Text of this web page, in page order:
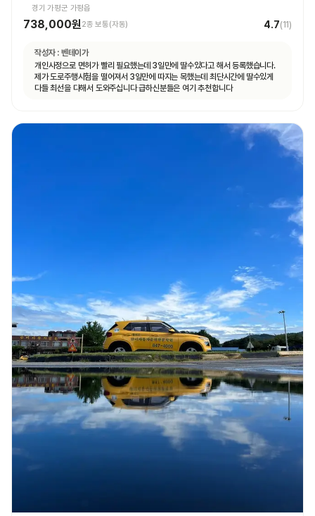
경기 가평군 가평읍
738,000원2종 보통(자동) 4.7(11)
작성자 : 벤테이가
개인사정으로 면허가 빨리 필요했는데 3일만에 딸수있다고 해서 등록했습니다.
제가 도로주행시험을 떨어져서 3일만에 따지는 목했는데 최단시간에 딸수있게
다들 최선을 다해서 도와주십니다 급하신분들은 여기 추천합니다